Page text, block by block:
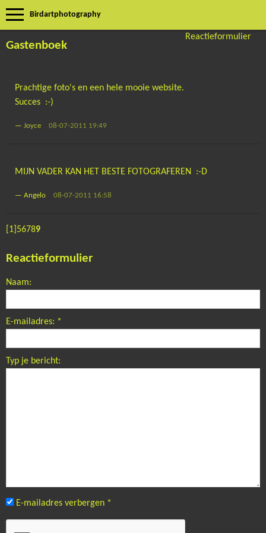
Birdartphotography
Gastenboek
Reactieformulier
Prachtige foto's en een hele mooie website.
Succes :-)
—Joyce 08-07-2011 19:49
MIJN VADER KAN HET BESTE FOTOGRAFEREN :-D
—Angelo 08-07-2011 16:58
[1] 56789
Reactieformulier
Naam:
E-mailadres: *
Typ je bericht:
E-mailadres verbergen *